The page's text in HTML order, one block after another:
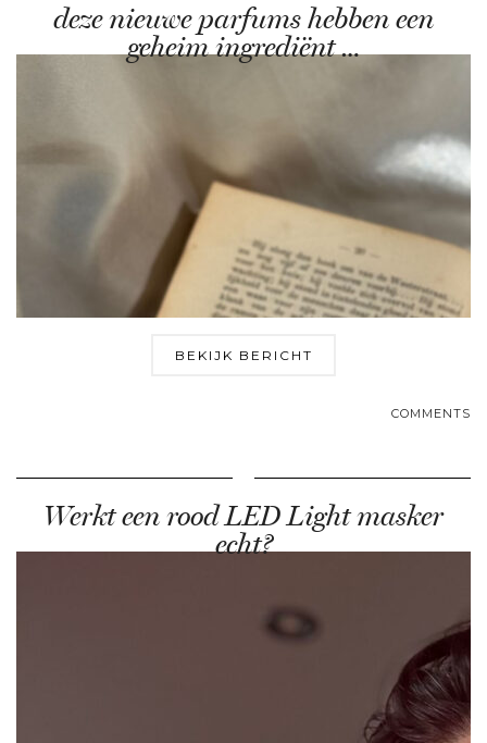
deze nieuwe parfums hebben een
geheim ingrediënt …
BEKIJK BERICHT
COMMENTS
Werkt een rood LED Light masker
echt?